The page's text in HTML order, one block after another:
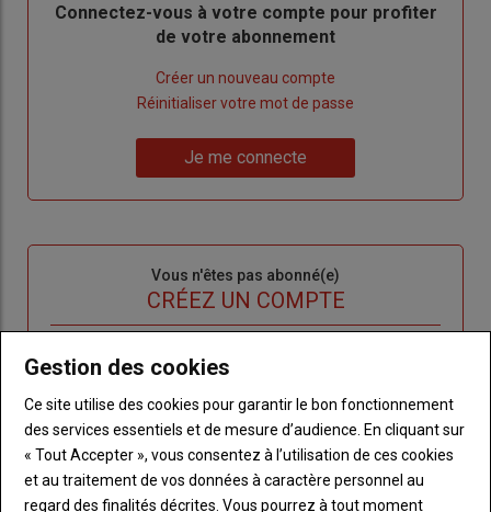
Body
Connectez-vous à votre compte pour profiter
de votre abonnement
Créer un nouveau compte
de
Réinitialiser votre mot de passe
me
Je me connecte
Vous n'êtes pas abonné(e)
CRÉEZ UN COMPTE
BodyChoisissez votre formule et créez votre
Lien Créez un compte
Gestion des cookies
Ce site utilise des cookies pour garantir le bon fonctionnement
des services essentiels et de mesure d’audience. En cliquant sur
« Tout Accepter », vous consentez à l’utilisation de ces cookies
et au traitement de vos données à caractère personnel au
regard des finalités décrites. Vous pourrez à tout moment